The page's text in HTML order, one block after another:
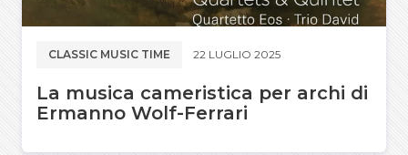
CLASSIC MUSIC TIME 22 LUGLIO 2025
La musica cameristica per archi di
Ermanno Wolf-Ferrari